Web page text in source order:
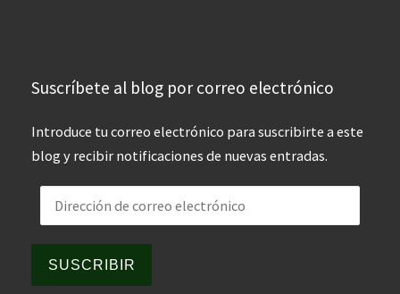
Suscríbete al blog por correo electrónico
Introduce tu correo electrónico para suscribirte a este
blog y recibir notificaciones de nuevas entradas.
Dirección de correo electrónico
SUSCRIBIR